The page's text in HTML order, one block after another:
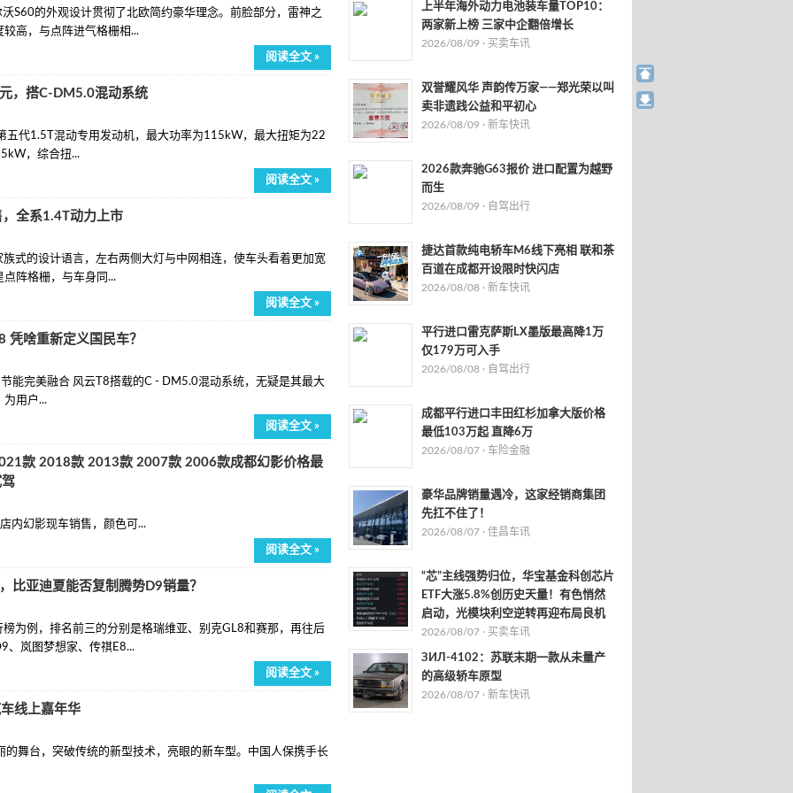
S60的外观设计贯彻了北欧简约豪华理念。前脸部分，雷神之
高，与点阵进气格栅相...
阅读全文 »
，搭C-DM5.0混动系统
五代1.5T混动专用发动机，最大功率为115kW，最大扭矩为22
，综合扭...
阅读全文 »
全系1.4T动力上市
式的设计语言，左右两侧大灯与中网相连，使车头看着更加宽
阵格栅，与车身同...
阅读全文 »
凭啥重新定义国民车？
能完美融合 风云T8搭载的C - DM5.0混动系统，无疑是其最大
为用户...
阅读全文 »
款 2018款 2013款 2007款 2006款成都幻影价格最
幻影现车销售，颜色可...
阅读全文 »
比亚迪夏能否复制腾势D9销量？
为例，排名前三的分别是格瑞维亚、别克GL8和赛那，再往后
、岚图梦想家、传祺E8...
阅读全文 »
线上嘉年华
舞台，突破传统的新型技术，亮眼的新车型。中国人保携手长
上半年海外动力电池装车量TOP10：
两家新上榜 三家中企翻倍增长
2026/08/09 · 买卖车讯
双誉耀风华 声韵传万家——郑光荣以叫
卖非遗践公益和平初心
2026/08/09 · 新车快讯
2026款奔驰G63报价 进口配置为越野
而生
2026/08/09 · 自驾出行
捷达首款纯电轿车M6线下亮相 联和茶
百道在成都开设限时快闪店
2026/08/08 · 新车快讯
平行进口雷克萨斯LX墨版最高降1万
仅179万可入手
2026/08/08 · 自驾出行
成都平行进口丰田红杉加拿大版价格
最低103万起 直降6万
2026/08/07 · 车险金融
豪华品牌销量遇冷，这家经销商集团
先扛不住了！
2026/08/07 · 佳昌车讯
“芯”主线强势归位，华宝基金科创芯片
ETF大涨5.8%创历史天量！有色悄然
启动，光模块利空逆转再迎布局良机
2026/08/07 · 买卖车讯
ЗИЛ-4102：苏联末期一款从未量产
的高级轿车原型
2026/08/07 · 新车快讯